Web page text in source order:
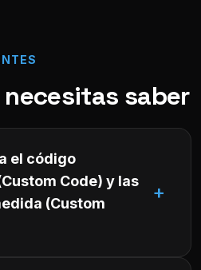
necesitas saber
el código
Code) y las
(Custom